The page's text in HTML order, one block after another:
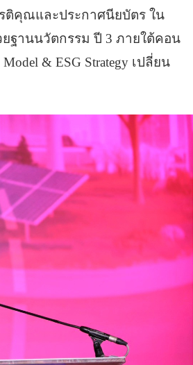
ติคุณและประกาศนียบัตร ใน
ยฐานนวัตกรรม ปี 3 ภายใต้คอน
& ESG Strategy เปลี่ยน